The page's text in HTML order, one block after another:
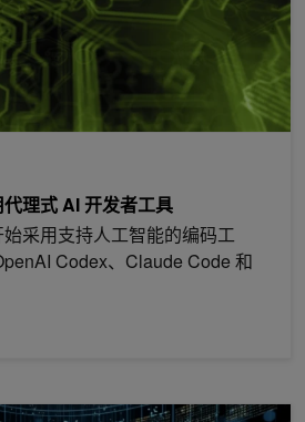
理式 AI 开发者工具
采用支持人工智能的编码工
Codex、Claude Code 和
用 LLM 安全建议